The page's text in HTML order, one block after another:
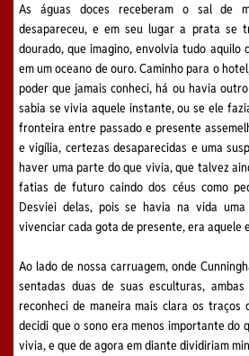
As águas doces receberam o sal de
desapareceu, e em seu lugar a prata se
dourado, que imagino, envolvia tudo aquilo
em um oceano de ouro. Caminho para o
poder que jamais conheci, há ou havia
sabia se vivia aquele instante, ou se ele
fronteira entre passado e presente
e vigília, certezas desaparecidas e uma
haver uma parte do que vivia, que talvez
fatias de futuro caindo dos céus como
Desviei delas, pois se havia na vida
vivenciar cada gota de presente, era aquele
Ao lado de nossa carruagem, onde
sentadas duas de suas esculturas,
reconheci de maneira mais clara os traços
decidi que o sono era menos importante do
vivia, e que de agora em diante dividiriam